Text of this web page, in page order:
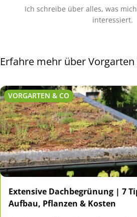
Ich schreibe über alles, was
interessiert.
Erfahre mehr über Vorgarten
VORGARTEN & CO
Extensive Dachbegrünung | 7
Aufbau, Pflanzen & Kosten